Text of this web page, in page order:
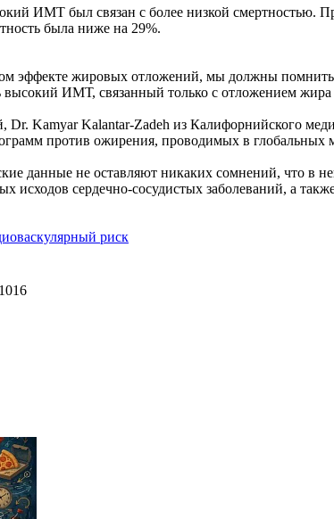
ИМТ был связан с более низкой смертностью.
была ниже на 29%.
эффекте жировых отложений, мы должны
ИМТ, связанный только с отложением
Dr. Kamyar Kalantar-Zadeh из Калифорнийского
против ожирения, проводимых в глобальных
данные не оставляют никаких сомнений, что в
исходов сердечно-сосудистых заболеваний, а
риск